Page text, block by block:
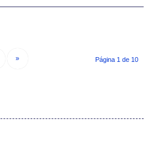
Página 1 de 10
»